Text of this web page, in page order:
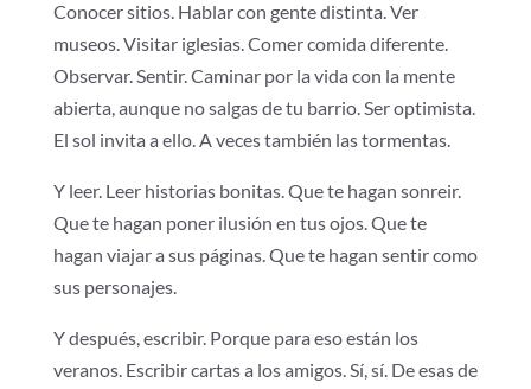
Conocer sitios. Hablar con gente distinta. Ver
museos. Visitar iglesias. Comer comida diferente.
Observar. Sentir. Caminar por la vida con la mente
abierta, aunque no salgas de tu barrio. Ser optimista.
El sol invita a ello. A veces también las tormentas.
Y leer. Leer historias bonitas. Que te hagan sonreir.
Que te hagan poner ilusión en tus ojos. Que te
hagan viajar a sus páginas. Que te hagan sentir como
sus personajes.
Y después, escribir. Porque para eso están los
veranos. Escribir cartas a los amigos. Sí, sí. De esas de